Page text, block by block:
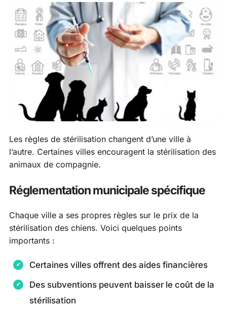
Les règles de stérilisation changent d’une ville à
l’autre. Certaines villes encouragent la stérilisation des
animaux de compagnie.
Réglementation municipale spécifique
Chaque ville a ses propres règles sur le prix de la
stérilisation des chiens. Voici quelques points
importants :
Certaines villes offrent des aides financières
Des subventions peuvent baisser le coût de la
stérilisation